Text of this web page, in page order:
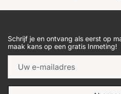
Schrijf je en ontvang als eerst op
maak kans op een gratis Inmeting!